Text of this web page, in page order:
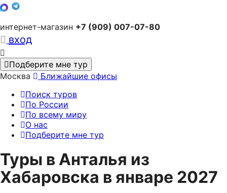
интернет-магазин +7 (909) 007-07-80
вход
Подберите мне тур
Москва
Ближайшие офисы
Поиск туров
По России
По всему миру
О нас
Подберите мне тур
Туры в Анталья из
Хабаровска в январе 2027